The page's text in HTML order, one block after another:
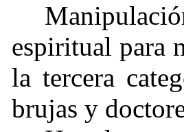
espiritual para
la tercera
brujas y